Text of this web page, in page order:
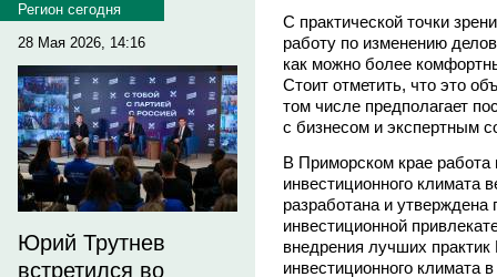
Регион сегодня
28 Мая 2026, 14:16
Юрий Трутнев
встретился во
С практической точки
работу по изменению
как можно более
Стоит отметить, что это
том числе предполагает
с бизнесом и экспертным
В Приморском крае
инвестиционного климата
разработана и
инвестиционной
внедрения лучших практик
инвестиционного климата